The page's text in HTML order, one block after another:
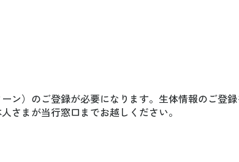
ン）のご登録が必要になります。生体情報のご登
さまが当行窓口までお越しください。